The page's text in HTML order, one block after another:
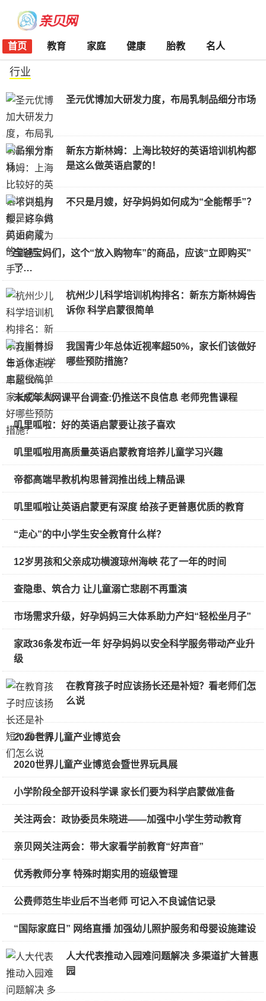
首页 教育 家庭 健康 胎教 名人
行业
圣元优博加大研发力度，布局乳制品细分市场
新东方斯林姆：上海比较好的英语培训机构都
是这么做英语启蒙的！
不只是月嫂，好孕妈妈如何成为“全能帮手”？
宝爸宝妈们，这个“放入购物车”的商品，应该“立即购买”
了…
杭州少儿科学培训机构排名：新东方斯林姆告
诉你 科学启蒙很简单
我国青少年总体近视率超50%，家长们该做好
哪些预防措施？
未成年人网课平台调查:仍推送不良信息 老师兜售课程
叽里呱啦：好的英语启蒙要让孩子喜欢
叽里呱啦用高质量英语启蒙教育培养儿童学习兴趣
帝都高端早教机构思普润推出线上精品课
叽里呱啦让英语启蒙更有深度 给孩子更普惠优质的教育
“走心”的中小学生安全教育什么样？
12岁男孩和父亲成功横渡琼州海峡 花了一年的时间
查隐患、筑合力 让儿童溺亡悲剧不再重演
市场需求升级，好孕妈妈三大体系助力产妇“轻松坐月子”
家政36条发布近一年 好孕妈妈以安全科学服务带动产业升
级
在教育孩子时应该扬长还是补短？看老师们怎
么说
2020世界儿童产业博览会
2020世界儿童产业博览会暨世界玩具展
小学阶段全部开设科学课 家长们要为科学启蒙做准备
关注两会：政协委员朱晓进——加强中小学生劳动教育
亲贝网关注两会：带大家看学前教育“好声音”
优秀教师分享 特殊时期实用的班级管理
公费师范生毕业后不当老师 可记入不良诚信记录
“国际家庭日” 网络直播 加强幼儿照护服务和母婴设施建设
人大代表推动入园难问题解决 多渠道扩大普惠
园